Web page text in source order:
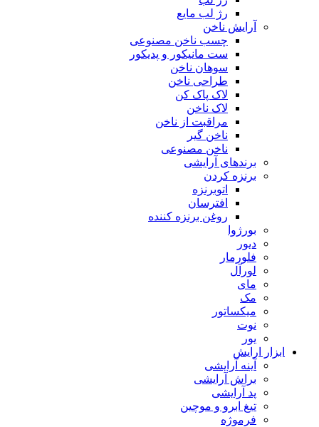
رژ لب مایع
آرایش ناخن
چسب ناخن مصنوعی
ست مانیکور و پدیکور
سوهان ناخن
طراحی ناخن
لاک پاک کن
لاک ناخن
مراقبت از ناخن
ناخن گیر
ناخن مصنوعی
برندهای آرایشی
برنزه کردن
اتوبرنزه
افترسان
روغن برنزه کننده
بورژوا
دیور
فلورمار
لورآل
مای
مک
میکساتور
نوت
یور
ابزار ارایش
آینه آرایشی
براش آرایشی
پد آرایشی
تیغ ابرو و موچین
فرموژه